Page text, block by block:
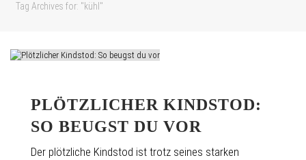
Tag Archives for: "kühl"
PLÖTZLICHER KINDSTOD:
SO BEUGST DU VOR
Der plötzliche Kindstod ist trotz seines starken